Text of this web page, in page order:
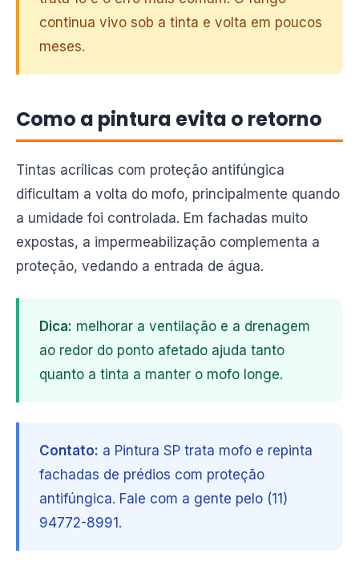
continua vivo sob a tinta e volta em poucos
meses.
Como a pintura evita o retorno
Tintas acrílicas com proteção antifúngica
dificultam a volta do mofo, principalmente quando
a umidade foi controlada. Em fachadas muito
expostas, a impermeabilização complementa a
proteção, vedando a entrada de água.
Dica: melhorar a ventilação e a drenagem
ao redor do ponto afetado ajuda tanto
quanto a tinta a manter o mofo longe.
Contato: a Pintura SP trata mofo e repinta
fachadas de prédios com proteção
antifúngica. Fale com a gente pelo (11)
94772-8991.